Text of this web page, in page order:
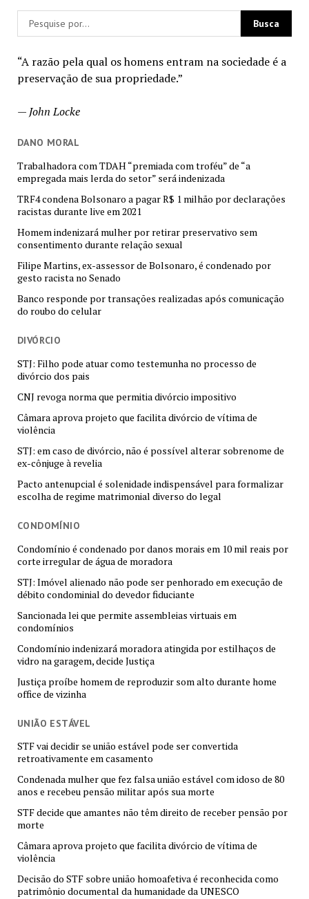
“A razão pela qual os homens entram na sociedade é a
preservação de sua propriedade.”
— John Locke
DANO MORAL
Trabalhadora com TDAH “premiada com troféu” de “a
empregada mais lerda do setor” será indenizada
TRF4 condena Bolsonaro a pagar R$ 1 milhão por declarações
racistas durante live em 2021
Homem indenizará mulher por retirar preservativo sem
consentimento durante relação sexual
Filipe Martins, ex-assessor de Bolsonaro, é condenado por
gesto racista no Senado
Banco responde por transações realizadas após comunicação
do roubo do celular
DIVÓRCIO
STJ: Filho pode atuar como testemunha no processo de
divórcio dos pais
CNJ revoga norma que permitia divórcio impositivo
Câmara aprova projeto que facilita divórcio de vítima de
violência
STJ: em caso de divórcio, não é possível alterar sobrenome de
ex-cônjuge à revelia
Pacto antenupcial é solenidade indispensável para formalizar
escolha de regime matrimonial diverso do legal
CONDOMÍNIO
Condomínio é condenado por danos morais em 10 mil reais por
corte irregular de água de moradora
STJ: Imóvel alienado não pode ser penhorado em execução de
débito condominial do devedor fiduciante
Sancionada lei que permite assembleias virtuais em
condomínios
Condomínio indenizará moradora atingida por estilhaços de
vidro na garagem, decide Justiça
Justiça proíbe homem de reproduzir som alto durante home
office de vizinha
UNIÃO ESTÁVEL
STF vai decidir se união estável pode ser convertida
retroativamente em casamento
Condenada mulher que fez falsa união estável com idoso de 80
anos e recebeu pensão militar após sua morte
STF decide que amantes não têm direito de receber pensão por
morte
Câmara aprova projeto que facilita divórcio de vítima de
violência
Decisão do STF sobre união homoafetiva é reconhecida como
patrimônio documental da humanidade da UNESCO